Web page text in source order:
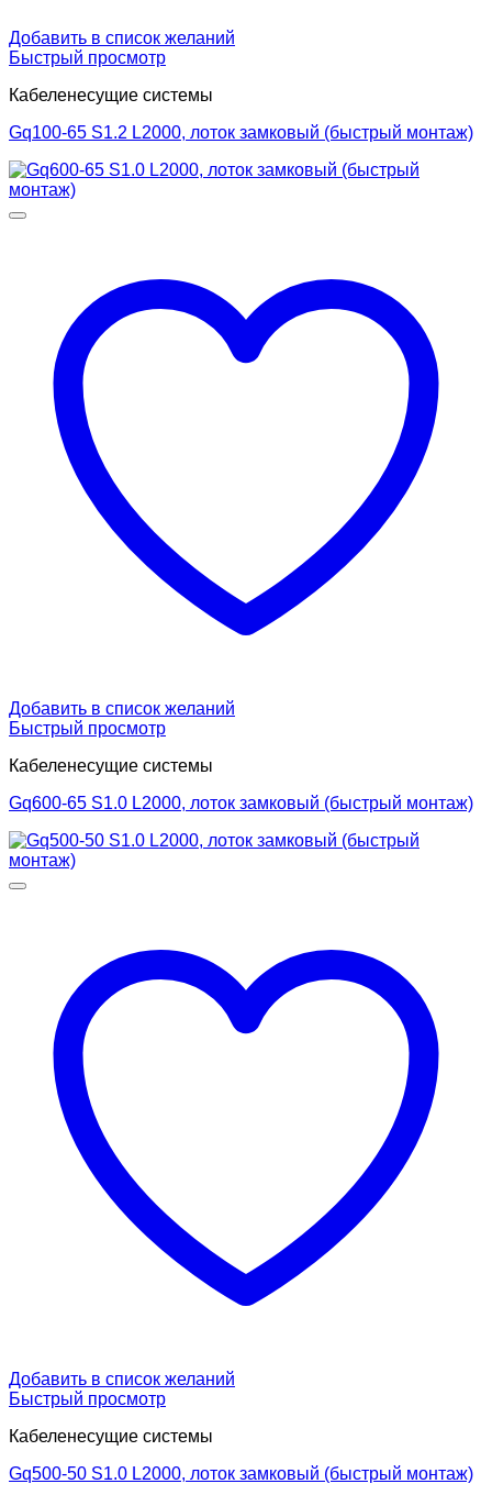
Добавить в список желаний
Быстрый просмотр
Кабеленесущие системы
Gq100-65 S1.2 L2000, лоток замковый (быстрый монтаж)
Добавить в список желаний
Быстрый просмотр
Кабеленесущие системы
Gq600-65 S1.0 L2000, лоток замковый (быстрый монтаж)
Добавить в список желаний
Быстрый просмотр
Кабеленесущие системы
Gq500-50 S1.0 L2000, лоток замковый (быстрый монтаж)